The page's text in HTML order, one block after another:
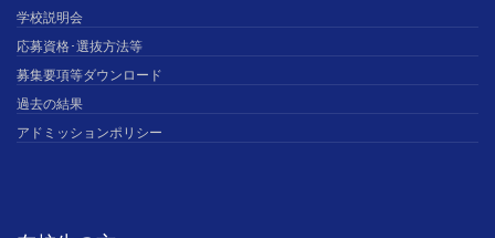
学校説明会
応募資格･選抜方法等
募集要項等ダウンロード
過去の結果
アドミッションポリシー